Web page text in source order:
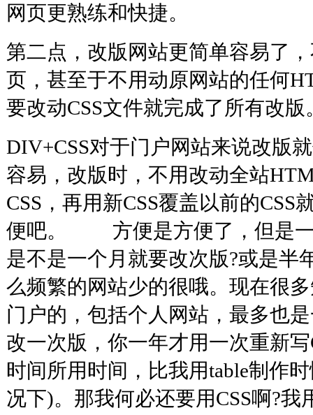
网页更熟练和快捷。
第二点，改版网站更简单容易了
页，甚至于不用动原网站的任何
要改动CSS文件就完成了所有
DIV+CSS对于门户网站来说改版
容易，改版时，不用改动全站
CSS，再用新CSS覆盖以前的CSS
便吧。 方便是方便了，但是一
是不是一个月就要改次版?或是半
么频繁的网站少的很哦。现在很
门户的，包括个人网站，最多也
改一次版，你一年才用一次重新写
时间所用时间，比我用table制作
况下)。那我何必还要用CSS啊?我